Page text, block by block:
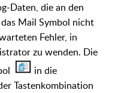
Daten, die an den
Mail Symbol nicht
Fehler, in
zu wenden. Die
in die
Tastenkombination